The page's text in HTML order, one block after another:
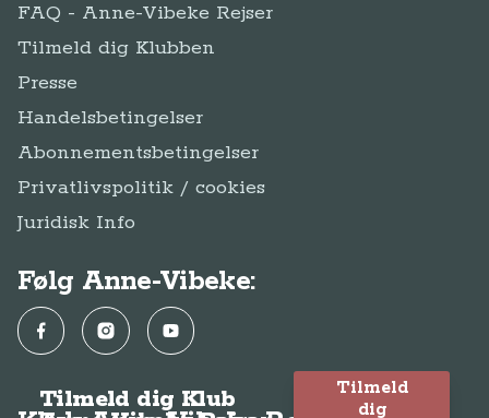
FAQ - Anne-Vibeke Rejser
Tilmeld dig Klubben
Presse
Handelsbetingelser
Abonnementsbetingelser
Privatlivspolitik / cookies
Juridisk Info
Følg Anne-Vibeke:
FacebookInstagramYouTube
Tilmeld dig Klub
Tilmeld
dig